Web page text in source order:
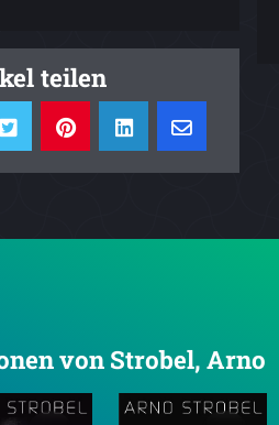
teilen
von Strobel, Arno